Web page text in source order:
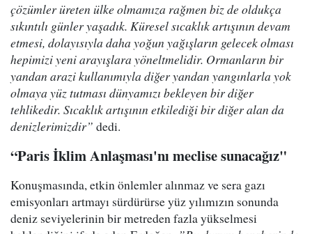
çözümler üreten ülke olmamıza rağmen biz de oldukça
sıkıntılı günler yaşadık. Küresel sıcaklık artışının devam
etmesi, dolayısıyla daha yoğun yağışların gelecek olması
hepimizi yeni arayışlara yöneltmelidir. Ormanların bir
yandan arazi kullanımıyla diğer yandan yangınlarla yok
olmaya yüz tutması dünyamızı bekleyen bir diğer
tehlikedir. Sıcaklık artışının etkilediği bir diğer alan da
denizlerimizdir” dedi.
“Paris İklim Anlaşması'nı meclise sunacağız"
Konuşmasında, etkin önlemler alınmaz ve sera gazı
emisyonları artmayı sürdürürse yüz yılımızın sonunda
deniz seviyelerinin bir metreden fazla yükselmesi